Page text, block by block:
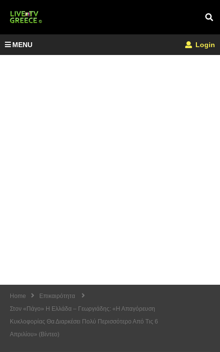
MENU Login
Home
Επικαιρότητα
Στον «πάγο» Η Ελλάδα – Γεωργιάδης: «Η Απαγόρευση
Κυκλοφορίας Θα Διαρκέσει Πολύ Περισσότερο Από Τις 6
Απριλίου» (Βίντεο)